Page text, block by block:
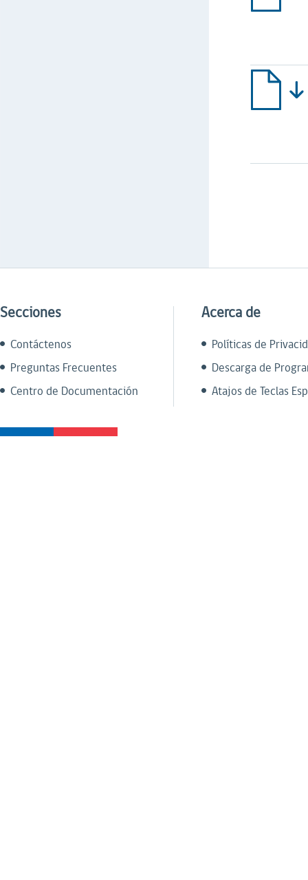
Secciones
Contáctenos
Preguntas Frecuentes
Centro de Documentación
Acerca de
Políticas de
Descarga de
Atajos de Teclas